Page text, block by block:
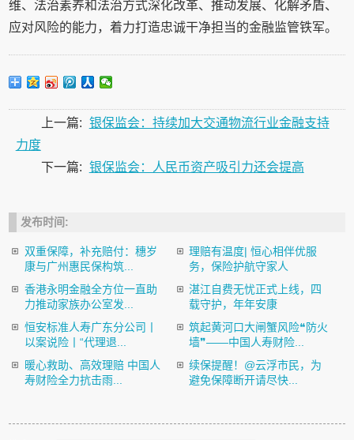
维、法治素养和法治方式深化改革、推动发展、化解矛盾、
应对风险的能力，着力打造忠诚干净担当的金融监管铁军。
上一篇: 银保监会：持续加大交通物流行业金融支持
力度
下一篇: 银保监会：人民币资产吸引力还会提高
发布时间:
双重保障，补充赔付：穗岁
康与广州惠民保构筑...
理赔有温度| 恒心相伴优服
务，保险护航守家人
香港永明金融全方位一直助
力推动家族办公室发...
湛江自费无忧正式上线，四
载守护，年年安康
恒安标准人寿广东分公司丨
以案说险丨“代理退...
筑起黄河口大闸蟹风险❝防火
墙❞——中国人寿财险...
暖心救助、高效理赔 中国人
寿财险全力抗击雨...
续保提醒！@云浮市民，为
避免保障断开请尽快...